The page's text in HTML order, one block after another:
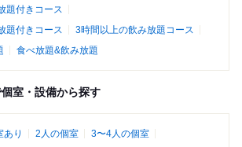
題付きコース
題付きコース
3時間以上の飲み放題コース
食べ放題&飲み放題
室・設備から探す
あり 2人の個室
3〜4人の個室